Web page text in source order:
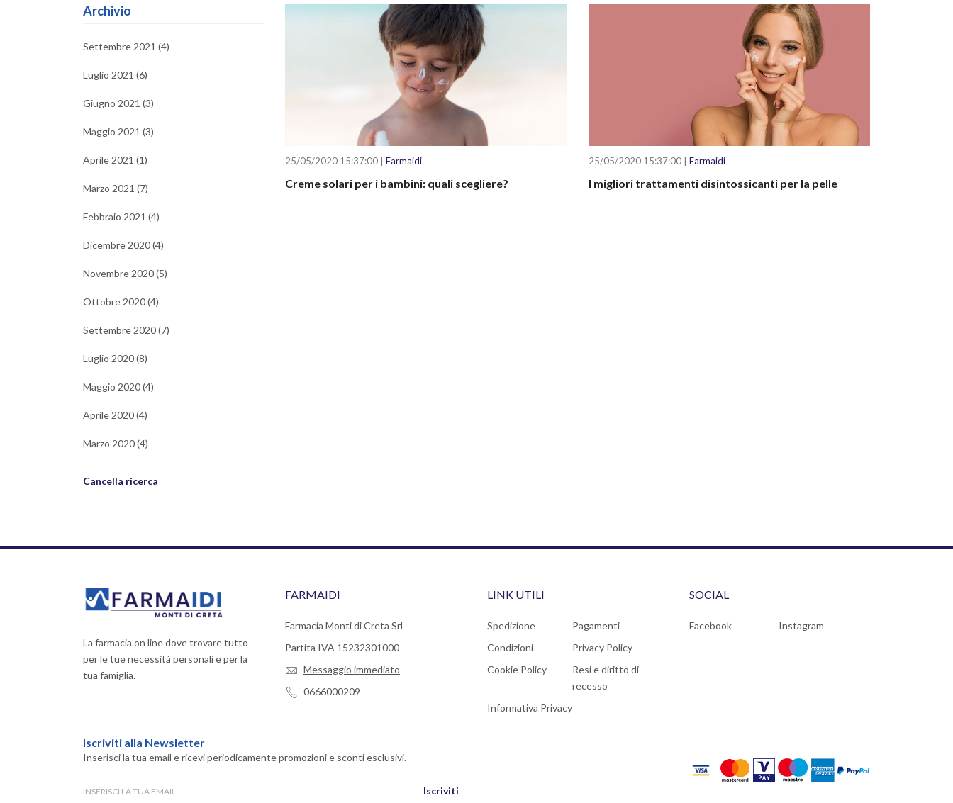
Archivio
Settembre 2021 (4)
Luglio 2021 (6)
Giugno 2021 (3)
Maggio 2021 (3)
Aprile 2021 (1)
Marzo 2021 (7)
Febbraio 2021 (4)
Dicembre 2020 (4)
Novembre 2020 (5)
Ottobre 2020 (4)
Settembre 2020 (7)
Luglio 2020 (8)
Maggio 2020 (4)
Aprile 2020 (4)
Marzo 2020 (4)
Cancella ricerca
25/05/2020 15:37:00 | Farmaidi
Creme solari per i bambini: quali scegliere?
25/05/2020 15:37:00 | Farmaidi
I migliori trattamenti disintossicanti per la pelle
La farmacia on line dove trovare tutto
per le tue necessità personali e per la
tua famiglia.
FARMAIDI
Farmacia Monti di Creta Srl
Partita IVA 15232301000
Messaggio immediato
0666000209
LINK UTILI
Spedizione
Pagamenti
Condizioni
Privacy Policy
Cookie Policy
Resi e diritto di
recesso
Informativa Privacy
SOCIAL
Facebook Instagram
Iscriviti alla Newsletter
Inserisci la tua email e ricevi periodicamente promozioni e sconti esclusivi.
Iscriviti